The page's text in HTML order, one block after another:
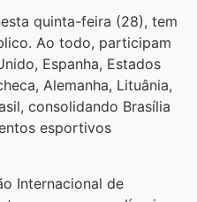
quinta-feira (28), tem
Ao todo, participam
Espanha, Estados
Alemanha, Lituânia,
consolidando Brasília
esportivos
Internacional de